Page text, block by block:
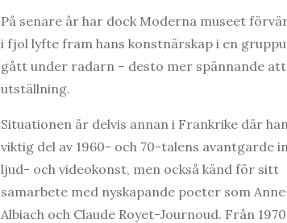
På senare år har dock Moderna museet
i fjol lyfte fram hans konstnärskap i en
gått under radarn – desto mer spännande
utställning.
Situationen är delvis annan i Frankrike där
viktig del av 1960- och 70-talens avantgarde
ljud- och videokonst, men också känd för sitt
samarbete med nyskapande poeter som
Albiach och Claude Royet-Journoud. Från